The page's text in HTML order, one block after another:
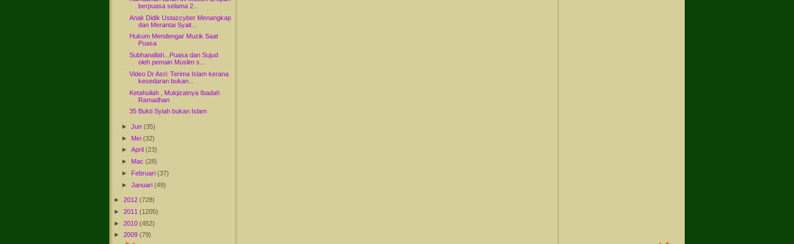
berpuasa selama 2...
Anak Didik Ustazcyber Menangkap
dan Merantai Syait...
Hukum Mendengar Muzik Saat
Puasa
Subhanallah...Puasa dan Sujud
oleh pemain Muslim s...
Video Dr Asri: Terima Islam kerana
kesedaran bukan...
Ketahuilah , Mukjizatnya Ibadah
Ramadhan
35 Bukti Syiah bukan Islam
►Jun(35)
► Mei(32)
►April(23)
► Mac(28)
► Februari(37)
►Januari(49)
► 2012 (728)
► 2011 (1205)
► 2010 (452)
► 2009 (79)